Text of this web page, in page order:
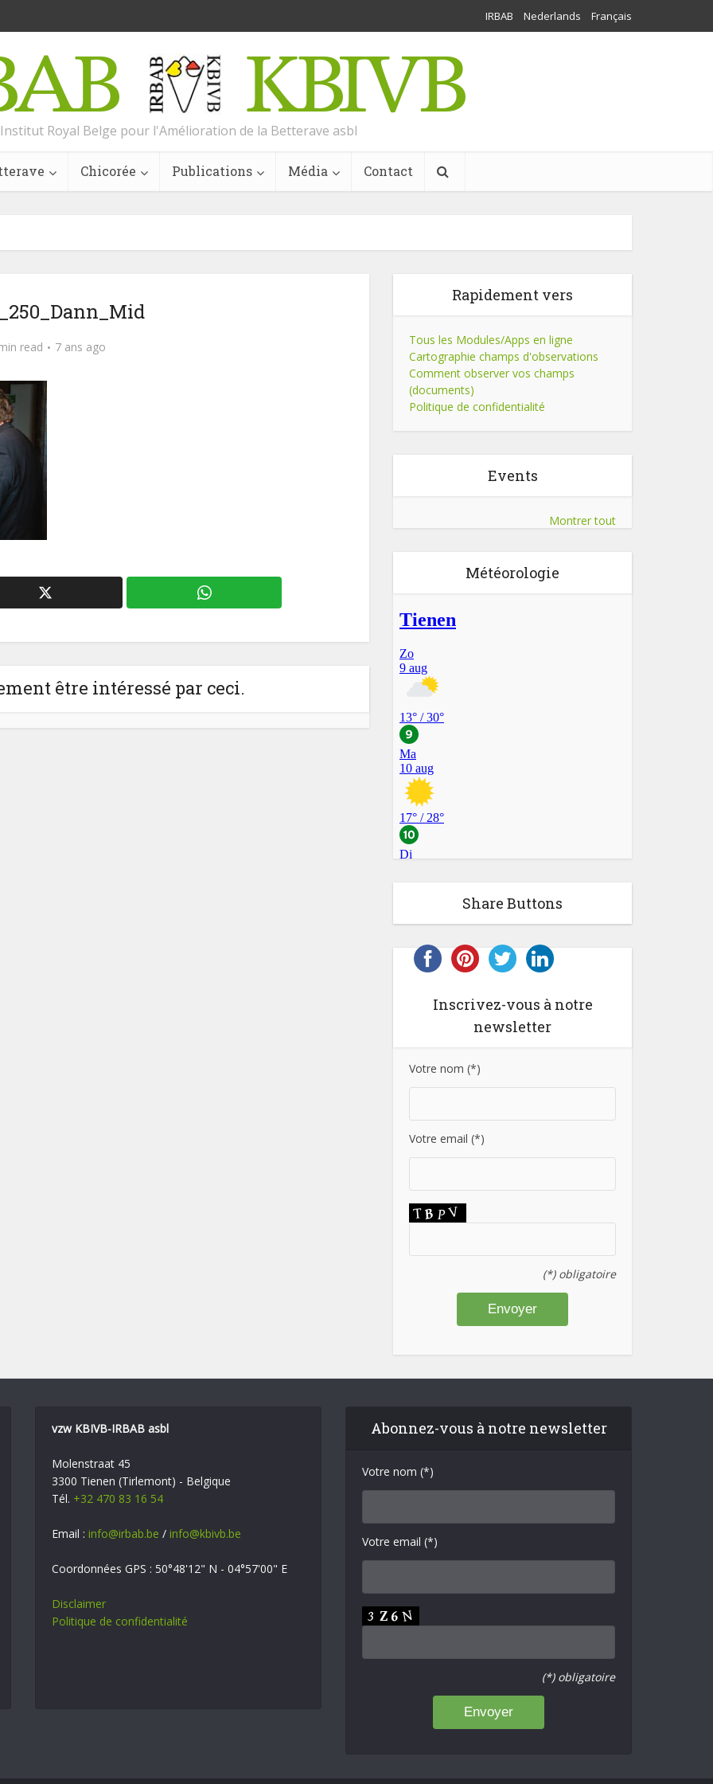
IRBAB Nederlands Français
Institut Royal Belge pour l'Amélioration de la Betterave asbl
Chicorée Publications Média Contact
read 7 ans ago
être intéressé par ceci.
Rapidement vers
Tous les Modules/Apps en ligne
Cartographie champs d'observations
Comment observer vos champs
(documents)
Politique de confidentialité
Events
Montrer tout
Météorologie
Share Buttons
Inscrivez-vous à notre
newsletter
Votre nom (*)
Votre email (*)
(*) obligatoire
vzw KBIVB-IRBAB asbl
Molenstraat 45
3300 Tienen (Tirlemont) - Belgique
Tél. +32 470 83 16 54
Email : info@irbab.be / info@kbivb.be
Coordonnées GPS : 50°48'12" N - 04°57'00" E
Disclaimer
Politique de confidentialité
Abonnez-vous à notre newsletter
Votre nom (*)
Votre email (*)
(*) obligatoire